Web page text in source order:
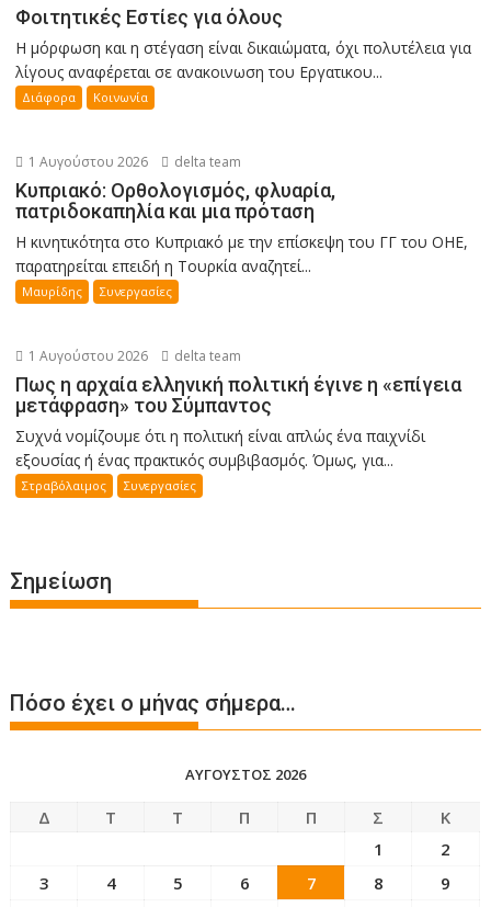
Φοιτητικές Εστίες για όλους
Η μόρφωση και η στέγαση είναι δικαιώματα, όχι πολυτέλεια για
λίγους αναφέρεται σε ανακοινωση του Εργατικου...
Διάφορα Κοινωνία
1 Αυγούστου 2026 delta team
Κυπριακό: Ορθολογισμός, φλυαρία,
πατριδοκαπηλία και μια πρόταση
Η κινητικότητα στο Κυπριακό με την επίσκεψη του ΓΓ του ΟΗΕ,
παρατηρείται επειδή η Τουρκία αναζητεί...
Μαυρίδης Συνεργασίες
1 Αυγούστου 2026 delta team
Πως η αρχαία ελληνική πολιτική έγινε η «επίγεια
μετάφραση» του Σύμπαντος
Συχνά νομίζουμε ότι η πολιτική είναι απλώς ένα παιχνίδι
εξουσίας ή ένας πρακτικός συμβιβασμός. Όμως, για...
Στραβόλαιμος Συνεργασίες
Σημείωση
Πόσο έχει ο μήνας σήμερα…
ΑΎΓΟΥΣΤΟΣ 2026
Δ Τ Τ Π Π Σ
Κ
1
2
3
4 5 6 7 8
9